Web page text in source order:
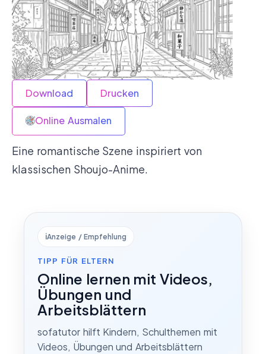
Download Drucken
Online Ausmalen
Eine romantische Szene inspiriert von
klassischen Shoujo-Anime.
ℹ️Anzeige / Empfehlung
TIPP FÜR ELTERN
Online lernen mit Videos,
Übungen und
Arbeitsblättern
sofatutor hilft Kindern, Schulthemen mit
Videos, Übungen und Arbeitsblättern